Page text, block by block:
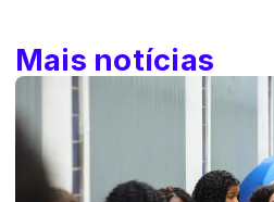
Mais notícias